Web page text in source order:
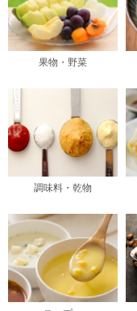
果物・野菜
調味料・乾物